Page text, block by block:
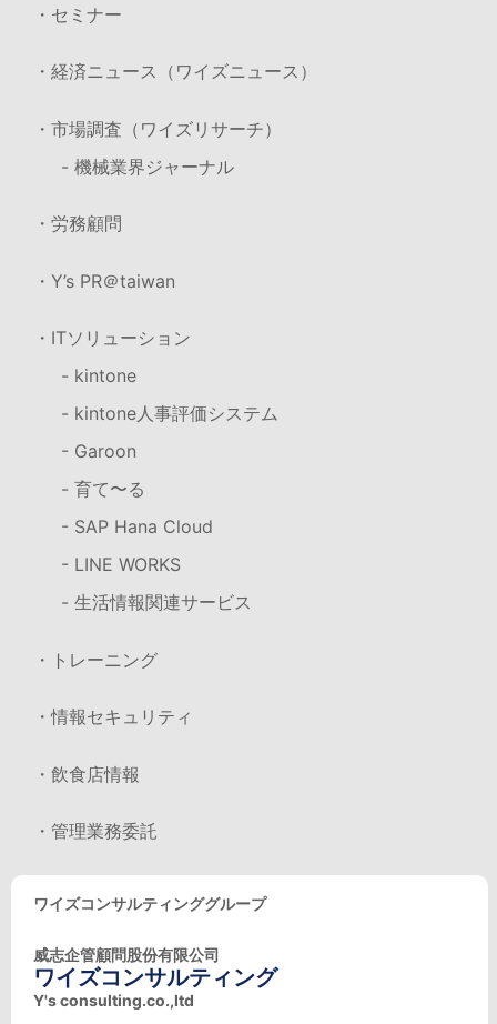
・セミナー
・経済ニュース（ワイズニュース）
・市場調査（ワイズリサーチ）
- 機械業界ジャーナル
・労務顧問
・Y’s PR＠taiwan
・ITソリューション
- kintone
- kintone人事評価システム
- Garoon
- 育て〜る
- SAP Hana Cloud
- LINE WORKS
- 生活情報関連サービス
・トレーニング
・情報セキュリティ
・飲食店情報
・管理業務委託
ワイズコンサルティンググループ
威志企管顧問股份有限公司
ワイズコンサルティング
Y's consulting.co.,ltd